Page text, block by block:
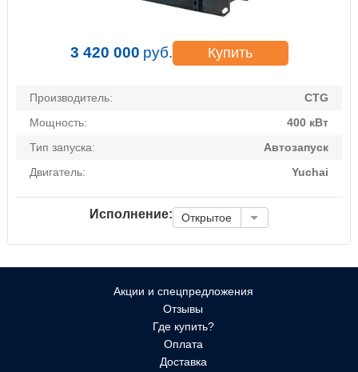
3 420 000 руб. Купить
Производитель:
CTG
Мощность:
400 кВт
Тип запуска:
Автозапуск
Двигатель:
Yuchai
Исполнение: Открытое
Акции и спецпредложения
Отзывы
Где купить?
Оплата
Доставка